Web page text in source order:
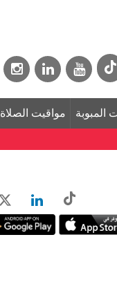
المبوبة مواقيت الصلاة